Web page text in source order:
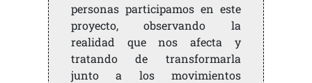
personas participamos en este
proyecto, observando la
realidad que nos afecta y
tratando de transformarla
junto a los movimientos